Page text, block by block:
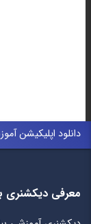
دانلود اپلیکیشن
معرفی دیکشنری